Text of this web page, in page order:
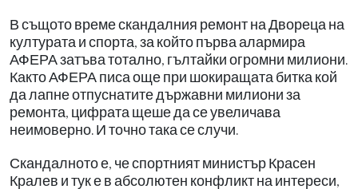
В същото време скандалния ремонт на Двореца на
културата и спорта, за който първа алармира
АФЕРА затъва тотално, гълтайки огромни милиони.
Както АФЕРА писа още при шокиращата битка кой
да лапне отпуснатите държавни милиони за
ремонта, цифрата щеше да се увеличава
неимоверно. И точно така се случи.
Скандалното е, че спортният министър Красен
Кралев и тук е в абсолютен конфликт на интереси,